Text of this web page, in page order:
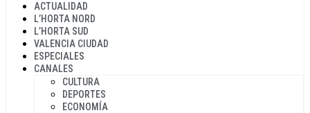
ACTUALIDAD
L’HORTA NORD
L’HORTA SUD
VALENCIA CIUDAD
ESPECIALES
CANALES
CULTURA
DEPORTES
ECONOMÍA